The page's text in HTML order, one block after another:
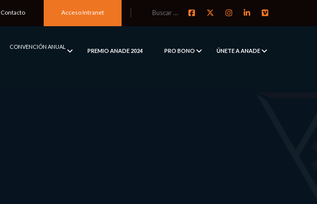
Contacto Acceso Intranet
CONVENCIÓN ANUAL
PREMIO ANADE 2024 PRO BONO ÚNETE A ANADE